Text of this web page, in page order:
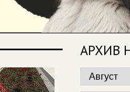
АРХИВ